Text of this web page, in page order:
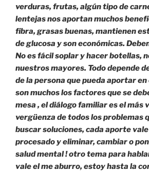
verduras, frutas, algún tipo de
lentejas nos aportan muchos
fibra, grasas buenas, mantienen
de glucosa y son económicas.
No es fácil soplar y hacer botellas,
nuestros mayores. Todo depende
de la persona que pueda aportar
son muchos los factores que se
mesa , el diálogo familiar es el más
vergüenza de todos los problemas
buscar soluciones, cada aporte
procesado y eliminar, cambiar o
salud mental ! otro tema para
vale el me aburro, estoy hasta la